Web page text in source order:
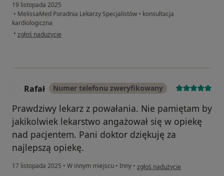
19 listopada 2025
• MelissaMed Poradnia Lekarzy Specjalistów • konsultacja
kardiologiczna
• w opinii użytkownika Maja KM
zgłoś nadużycie
Rafał Numer telefonu zweryfikowany
Prawdziwy lekarz z powałania. Nie pamiętam by
jakikolwiek lekarstwo angażował się w opiekę
nad pacjentem. Pani doktor dziękuję za
najlepszą opiekę.
17 listopada 2025 • W innym miejscu • Inny • w opinii użytkownika Rafał
zgłoś nadużycie